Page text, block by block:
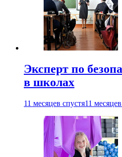
Эксперт по
в школах
11 месяцев спустя11